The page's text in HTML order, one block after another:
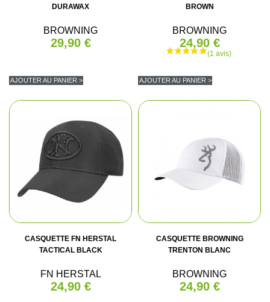
DURAWAX
BROWNING
29,90 €
AJOUTER AU PANIER >
BROWN
BROWNING
24,90 €
AJOUTER AU PANIER >
CASQUETTE FN HERSTAL
TACTICAL BLACK
FN HERSTAL
24,90 €
CASQUETTE BROWNING
TRENTON BLANC
BROWNING
24,90 €